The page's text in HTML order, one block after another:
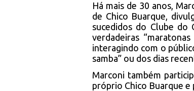
Há mais de 30 anos,
de Chico Buarque,
sucedidos do Clube do
verdadeiras
interagindo com o
samba” ou dos dias
Marconi também
próprio Chico Buarque